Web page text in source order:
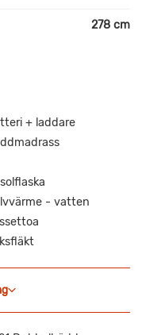
278 cm
+ laddare
- vatten